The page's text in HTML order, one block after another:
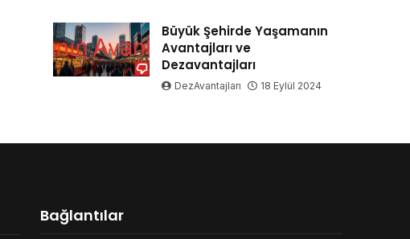
Büyük Şehirde Yaşamanın
Avantajları ve
Dezavantajları
DezAvantajları 18 Eylül 2024
Bağlantılar